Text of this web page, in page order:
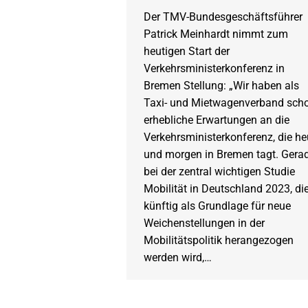
Der TMV-Bundesgeschäftsführer
Patrick Meinhardt nimmt zum
heutigen Start der
Verkehrsministerkonferenz in
Bremen Stellung: „Wir haben als
Taxi- und Mietwagenverband
erhebliche Erwartungen an die
Verkehrsministerkonferenz, die
und morgen in Bremen tagt.
bei der zentral wichtigen Studie
Mobilität in Deutschland 2023,
künftig als Grundlage für neue
Weichenstellungen in der
Mobilitätspolitik herangezogen
werden wird,…